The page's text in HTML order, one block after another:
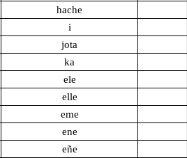
hache
i
jota
ka
ele
elle
eme
ene
eñe